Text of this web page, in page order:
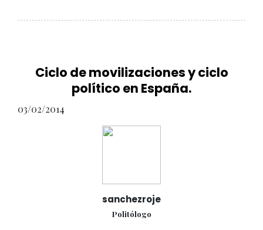
Ciclo de movilizaciones y ciclo
político en España.
03/02/2014
sanchezroje
Politólogo